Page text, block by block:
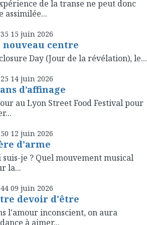
de la transe ne peut donc
assimilée...
15 juin 2026
nouveau centre
Day (Jour de la révélation), le...
14 juin 2026
d’affinage
au Lyon Street Food Festival pour
12 juin 2026
d'arme
suis-je ? Quel mouvement musical
la...
09 juin 2026
devoir d'être
l'amour inconscient, on aura
à aimer...